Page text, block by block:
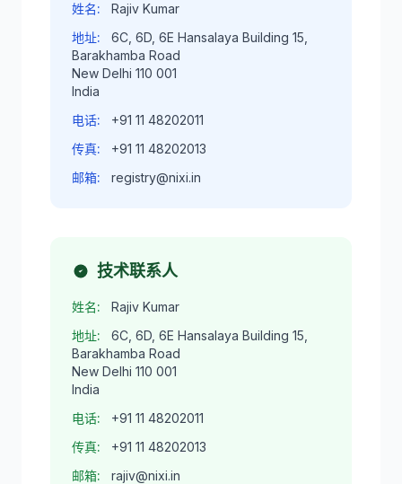
姓名:
Rajiv Kumar
地址:
6C, 6D, 6E Hansalaya Building 15,
Barakhamba Road
New Delhi 110 001
India
电话:
+91 11 48202011
传真:
+91 11 48202013
邮箱:
registry@nixi.in
技术联系人
姓名:
Rajiv Kumar
地址:
6C, 6D, 6E Hansalaya Building 15,
Barakhamba Road
New Delhi 110 001
India
电话:
+91 11 48202011
传真:
+91 11 48202013
邮箱:
rajiv@nixi.in